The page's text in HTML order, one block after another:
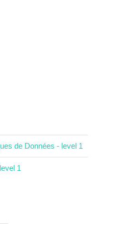
de Données - level 1
1